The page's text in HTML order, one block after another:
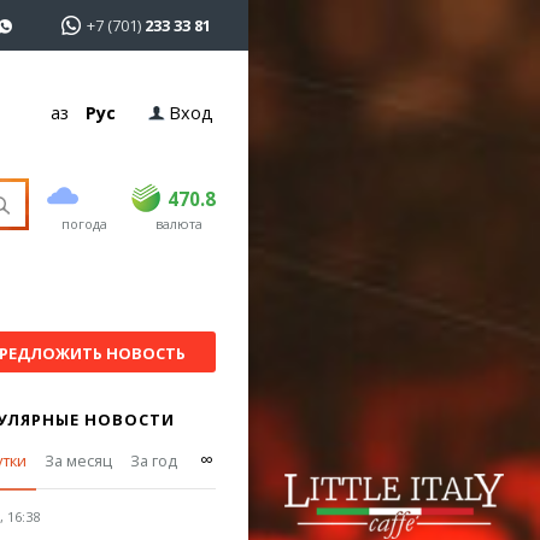
+7 (701) 233 33 81
Қаз Рус Вход
погода
470.8
USD 468.5 470.8
EUR валюта
НОВОСТЬ
НОВОСТИ
За месяц За год ∞
16:38